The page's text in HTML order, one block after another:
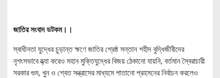
জাতির সংবাদ ডটকম।।
স্বাধীনতা যুদ্ধের চুড়ান্ত ক্ষণে জাতির শ্রেষ্ঠ সন্তান শহীদ বুদ্ধিজীবীদের
নৃশংসভাবে হ্ত্যা করেও মহান মুক্তিযুদ্ধের বিজয় ঠেকানো যায়নি, বর্তমান স্বৈরাচারী
সরকার গুম, খুন ও শ্বেত সন্ত্রাসের মাধ্যমে পাতানো প্রহসনের নির্বাচন করলেও